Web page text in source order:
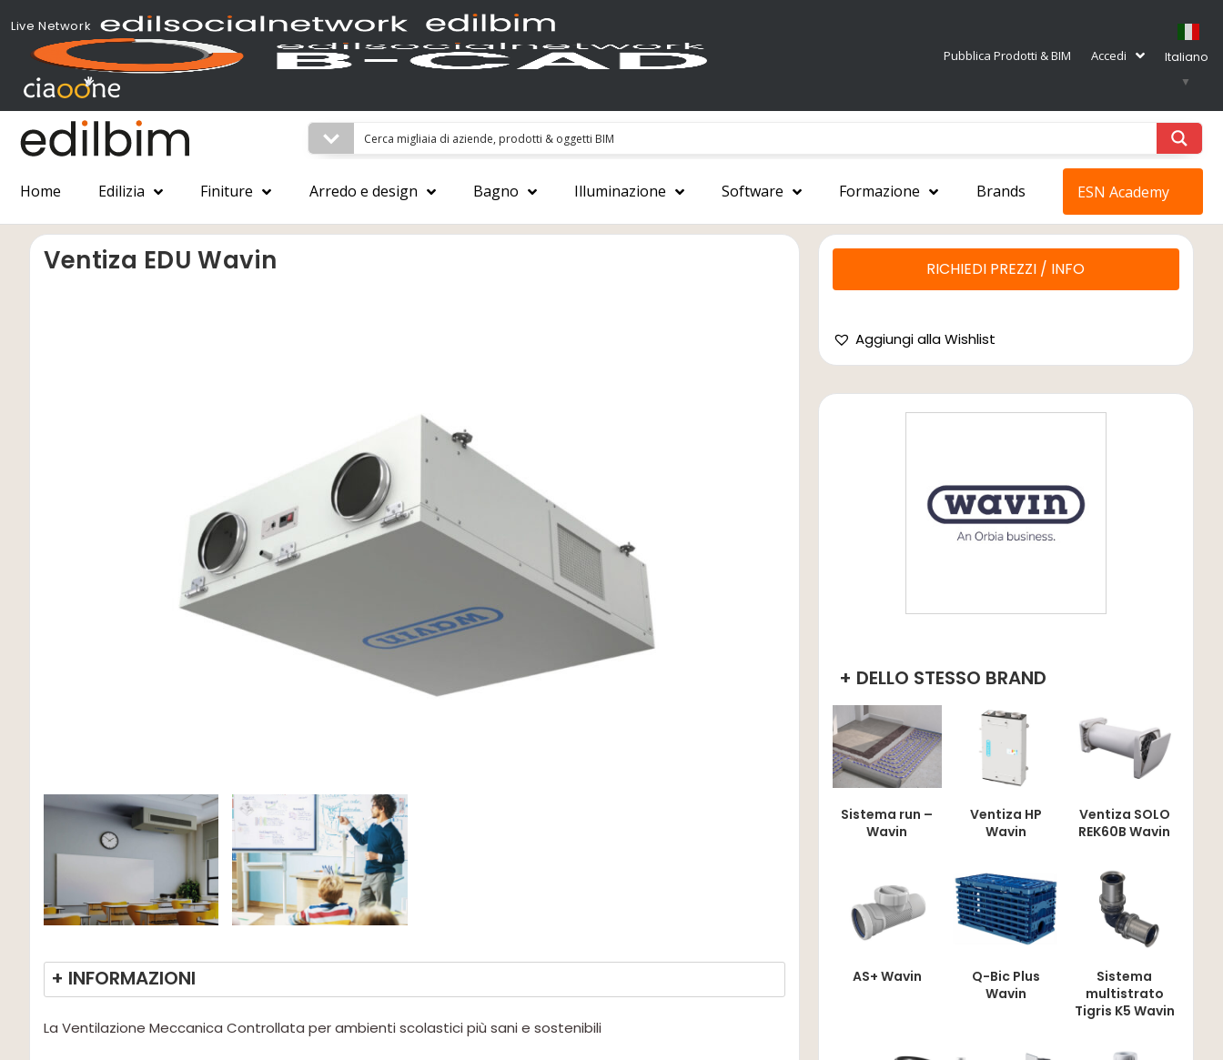
Live Network
Pubblica Prodotti & BIM Accedi
Italiano
▼
Home Edilizia Finiture Arredo e design Bagno Illuminazione Software Formazione Brands ESN Academy
Ventiza EDU Wavin
+ INFORMAZIONI
La Ventilazione Meccanica Controllata per ambienti scolastici più sani e sostenibili
RICHIEDI PREZZI / INFO
Aggiungi alla Wishlist
+ DELLO STESSO BRAND
Sistema run –
Wavin
Ventiza HP
Wavin
Ventiza SOLO
REK60B Wavin
AS+ Wavin
Q-Bic Plus
Wavin
Sistema
multistrato
Tigris K5 Wavin